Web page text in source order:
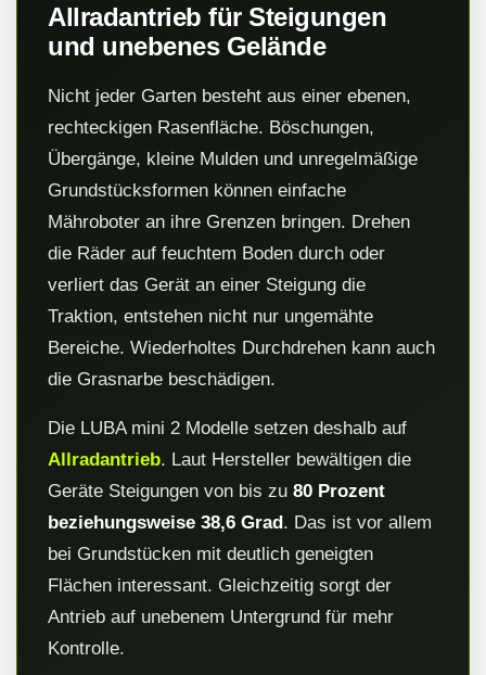
Allradantrieb für Steigungen
und unebenes Gelände
Nicht jeder Garten besteht aus einer ebenen,
rechteckigen Rasenfläche. Böschungen,
Übergänge, kleine Mulden und unregelmäßige
Grundstücksformen können einfache
Mähroboter an ihre Grenzen bringen. Drehen
die Räder auf feuchtem Boden durch oder
verliert das Gerät an einer Steigung die
Traktion, entstehen nicht nur ungemähte
Bereiche. Wiederholtes Durchdrehen kann auch
die Grasnarbe beschädigen.
Die LUBA mini 2 Modelle setzen deshalb auf
Allradantrieb. Laut Hersteller bewältigen die
Geräte Steigungen von bis zu 80 Prozent
beziehungsweise 38,6 Grad . Das ist vor allem
bei Grundstücken mit deutlich geneigten
Flächen interessant. Gleichzeitig sorgt der
Antrieb auf unebenem Untergrund für mehr
Kontrolle.